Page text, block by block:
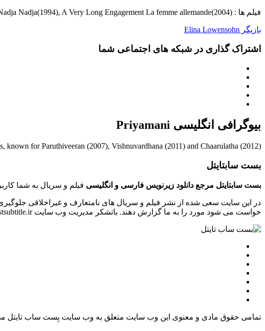
فیلم ها : Schindler's List Diana Reiter(1993), Nadja Nadja(1994), A Very Long Engagement La femme allemande(2004)
بازیگر Elina Lowensohn
اشتراک گذاری در شبکه های اجتماعی شما
بیوگرافی انگلیسی Priyamani
for Paruthiveeran (2007), Vishnuvardhana (2011) and Chaarulatha (2012).
بست سابتایتل
بست سابتایتل مرجع دانلود زیرنویس فارسی و انگلیسی فیلم و سریال به شما
در این سایت سعی شده از نشر فیلم و سریال های نامتعارف و غیراخلاقی
خواست می شود مورد را به ما گزارش دهند. باتشکر مدیریت وب سایت bestsubtitle.ir
تمامی حقوق مادی و معنوی این وب سایت متعلق به وب سایت بِست ساب تایتل